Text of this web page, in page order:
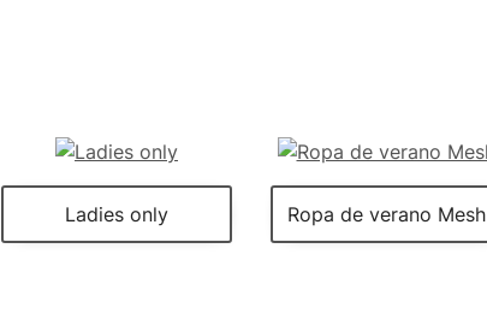
Ladies only Ropa de verano Mesh